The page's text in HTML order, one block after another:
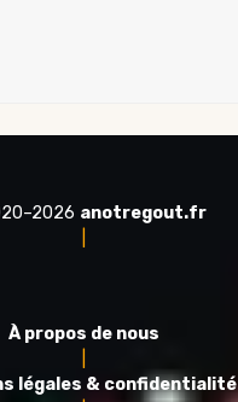
anotregout.fr
À propos de nous
légales & confidentialité